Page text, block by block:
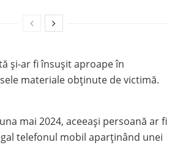
și-ar fi însușit aproape în
materiale obținute de victimă.
mai 2024, aceeași persoană ar fi
telefonul mobil aparținând unei